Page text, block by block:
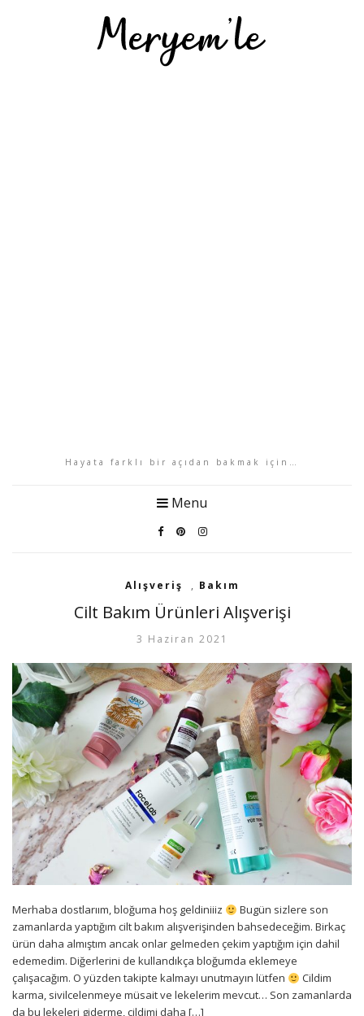
Hayata farklı bir açıdan bakmak için…
Menu
Alışveriş , Bakım
Cilt Bakım Ürünleri Alışverişi
3 Haziran 2021
Merhaba dostlarıım, bloğuma hoş geldiniiiz
Bugün sizlere son
zamanlarda yaptığım cilt bakım alışverişinden bahsedeceğim. Birkaç
ürün daha almıştım ancak onlar gelmeden çekim yaptığım için dahil
edemedim. Diğerlerini de kullandıkça bloğumda eklemeye
çalışacağım. O yüzden takipte kalmayı unutmayın lütfen
Cildim
karma, sivilcelenmeye müsait ve lekelerim mevcut… Son zamanlarda
da bu lekeleri giderme, cildimi daha […]